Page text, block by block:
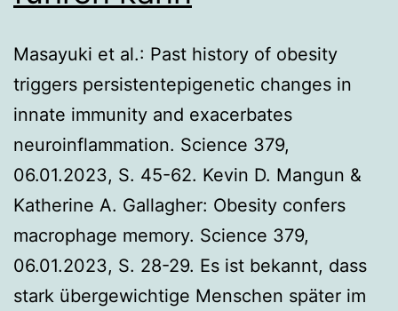
Masayuki et al.: Past history of obesity
triggers persistentepigenetic changes in
innate immunity and exacerbates
neuroinflammation. Science 379,
06.01.2023, S. 45-62. Kevin D. Mangun &
Katherine A. Gallagher: Obesity confers
macrophage memory. Science 379,
06.01.2023, S. 28-29. Es ist bekannt, dass
stark übergewichtige Menschen später im